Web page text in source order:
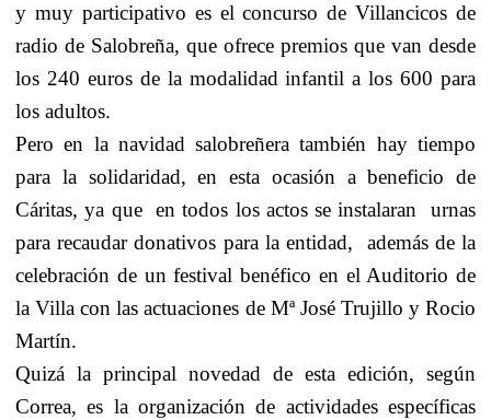
y muy participativo es el concurso de Villancicos de
radio de Salobreña, que ofrece premios que van desde
los 240 euros de la modalidad infantil a los 600 para
los adultos.
Pero en la navidad salobreñera también hay tiempo
para la solidaridad, en esta ocasión a beneficio de
Cáritas, ya que en todos los actos se instalaran
urnas
para recaudar donativos para la entidad,
además de la
celebración de un festival benéfico en el Auditorio de
la Villa con las actuaciones de Mª José Trujillo y Rocio
Martín.
Quizá la principal novedad de esta edición, según
Correa, es la organización de actividades específicas